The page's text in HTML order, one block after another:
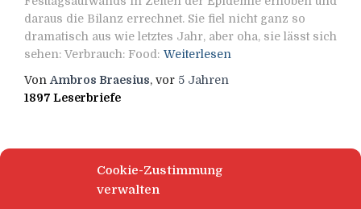
Cookie-Zustimmung
verwalten
daraus die Bilanz errechnet. Sie fiel nicht ganz so
dramatisch aus wie letztes Jahr, aber oha, sie lässt sich
sehen: Verbrauch: Food: Weiterlesen
Von Ambros Braesius, vor 5 Jahren
1897 Leserbriefe